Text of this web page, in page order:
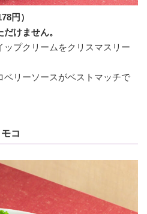
円）
けません。
ップクリームをクリスマスリー
ベリーソースがベストマッチで
コ